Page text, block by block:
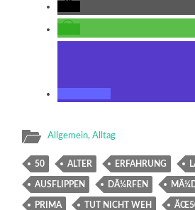
Allgemein,Alltag
50 ALTER ERFAHRUNG
AUSFLIPPEN DÃ¼RFEN
PRIMA TUT NICHT WEH